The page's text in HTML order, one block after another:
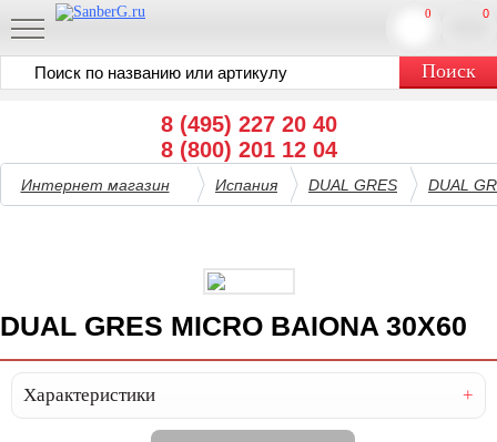
8 (495) 227 20 40
8 (800) 201 12 04
0
0
Интернет магазин Испания DUAL GRES DUAL
DUAL GRES MICRO BAIONA 30X60
Характеристики